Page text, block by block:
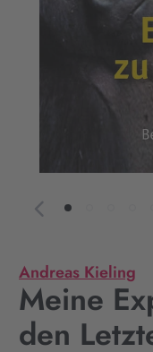
Andreas Kieling
Meine
den